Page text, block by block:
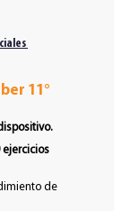
11°
ejercicios
de